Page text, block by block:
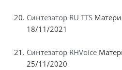
Синтезатор RU TTS
18/11/2021
Синтезатор RHVoice
25/11/2020